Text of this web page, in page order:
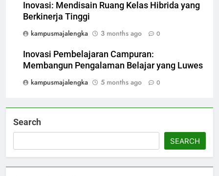
Inovasi: Mendisain Ruang Kelas Hibrida yang
Berkinerja Tinggi
kampusmajalengka
3 months ago 0
Inovasi Pembelajaran Campuran:
Membangun Pengalaman Belajar yang Luwes
kampusmajalengka
5 months ago 0
Search
SEARCH